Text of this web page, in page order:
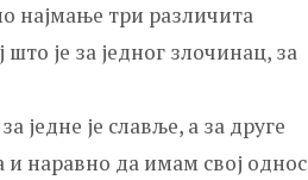
најмање три различита
што је за једног злочинац, за
једне је славље, а за друге
и наравно да имам свој однос